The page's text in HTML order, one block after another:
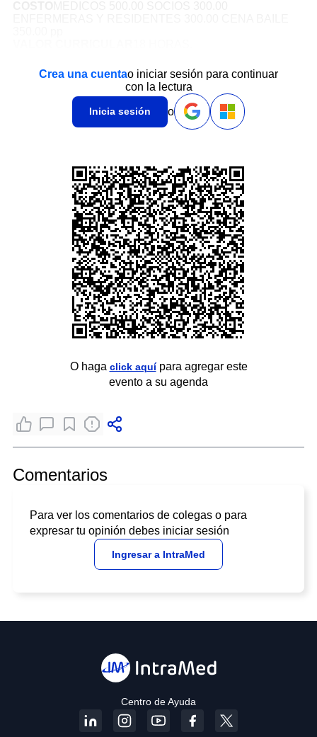
Crea una cuentao iniciar sesión para continuar
con la lectura
Inicia sesión o
O haga click aquípara agregar este
evento a su agenda
Comentarios
Para ver los comentarios de colegas o para
expresar tu opinión debes iniciar sesión
Ingresar a IntraMed
Centro de Ayuda